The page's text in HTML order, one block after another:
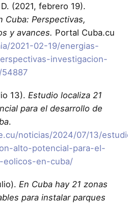
(2021, febrero 19).
Cuba: Perspectivas,
y avances. Portal Cuba.cu
2021-02-19/energias-
investigacion-
13). Estudio localiza 21
para el desarrollo de
.
noticias/2024/07/13/
alto-potencial-para-el-
eolicos-en-cuba/
En Cuba hay 21 zonas
para instalar parques